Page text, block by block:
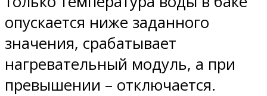
опускается ниже заданного
значения, срабатывает
нагревательный модуль, а при
превышении – отключается.